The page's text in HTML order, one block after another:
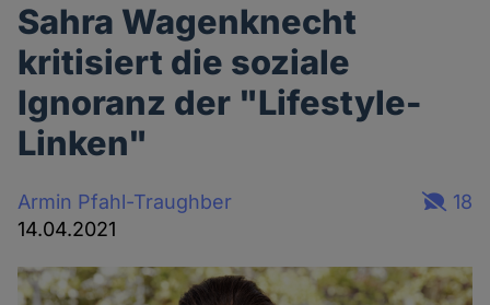
Sahra Wagenknecht
kritisiert die soziale
Ignoranz der "Lifestyle-
Linken"
Armin Pfahl-Traughber
14.04.2021
18